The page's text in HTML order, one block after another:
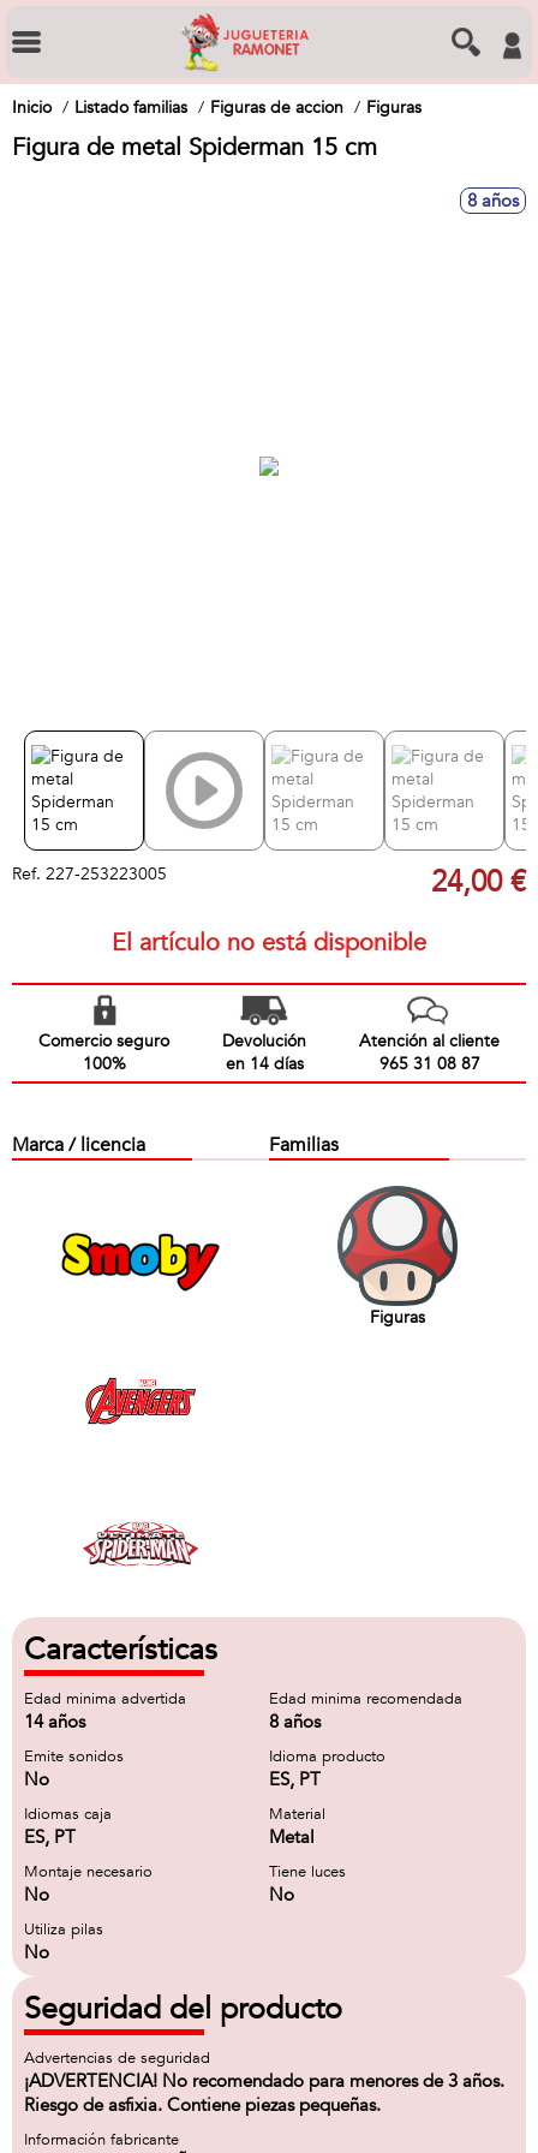
Inicio Listado familias Figuras de accion Figuras
Figura de metal Spiderman 15 cm
8 años
Ref. 227-253223005 24,00 €
El artículo no está disponible
Comercio seguro
100%
Devolución
en 14 días
Atención al cliente
965 31 08 87
Marca / licencia Familias
Figuras
Características
Edad minima advertida
14 años
Edad minima recomendada
8 años
Emite sonidos
No
Idioma producto
ES, PT
Idiomas caja
ES, PT
Material
Metal
Montaje necesario
No
Tiene luces
No
Utiliza pilas
No
Seguridad del producto
Advertencias de seguridad
¡ADVERTENCIA! No recomendado para menores de 3 años.
Riesgo de asfixia. Contiene piezas pequeñas.
Información fabricante